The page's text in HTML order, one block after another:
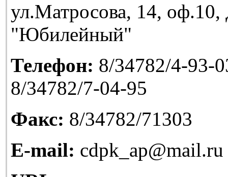
ул.Матросова, 14,
"Юбилейный"
Телефон: 8/34782/4-93-
8/34782/7-04-95
Факс: 8/34782/71303
E-mail: cdpk_ap@mail.ru